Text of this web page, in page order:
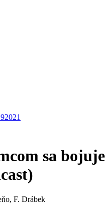
2021
sa bojuje
F. Drábek